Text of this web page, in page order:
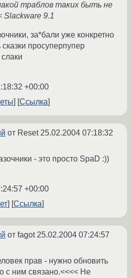
траблов таких быть не
Slackware 9.1
за*бали уже конкретно
сказки просуперпупер
+00:00
Ссылка
от Reset25.02.2004 07:18:32
- это просто SpaD :))
+00:00
Ссылка
от fagot25.02.2004 07:24:57
прав - нужно обновить
с ним связано.<<<< Не